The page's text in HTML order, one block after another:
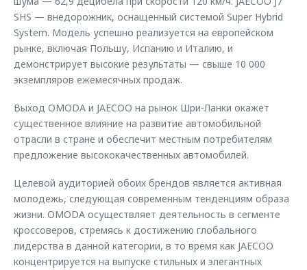
SHS — внедорожник, оснащенный системой Super Hybrid
System. Модель успешно реализуется на европейском
рынке, включая Польшу, Испанию и Италию, и
демонстрирует высокие результаты — свыше 10 000
экземпляров ежемесячных продаж.
Выход OMODA и JAECOO на рынок Шри-Ланки окажет
существенное влияние на развитие автомобильной
отрасли в стране и обеспечит местным потребителям
предложение высококачественных автомобилей.
Целевой аудиторией обоих брендов является активная
молодежь, следующая современным тенденциям образа
жизни. OMODA осуществляет деятельность в сегменте
кроссоверов, стремясь к достижению глобального
лидерства в данной категории, в то время как JAECOO
концентрируется на выпуске стильных и элегантных